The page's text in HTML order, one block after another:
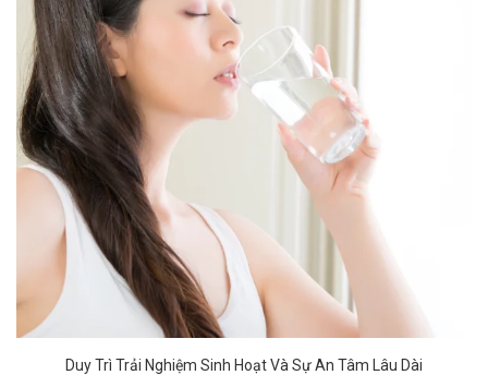
Duy Trì Trải Nghiệm Sinh Hoạt Và Sự An Tâm Lâu Dài